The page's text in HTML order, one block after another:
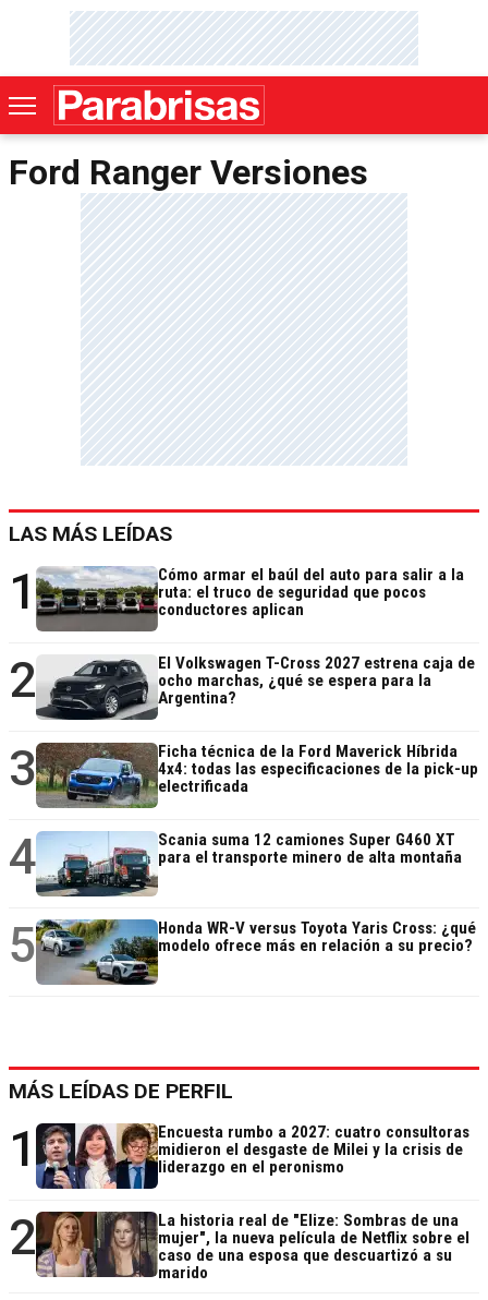
Ford Ranger Versiones
LAS MÁS LEÍDAS
1
Cómo armar el baúl del auto para salir a la
ruta: el truco de seguridad que pocos
conductores aplican
2
El Volkswagen T-Cross 2027 estrena caja de
ocho marchas, ¿qué se espera para la
Argentina?
3
Ficha técnica de la Ford Maverick Híbrida
4x4: todas las especificaciones de la pick-up
electrificada
4
Scania suma 12 camiones Super G460 XT
para el transporte minero de alta montaña
5
Honda WR-V versus Toyota Yaris Cross: ¿qué
modelo ofrece más en relación a su precio?
MÁS LEÍDAS DE PERFIL
1
Encuesta rumbo a 2027: cuatro consultoras
midieron el desgaste de Milei y la crisis de
liderazgo en el peronismo
2
La historia real de "Elize: Sombras de una
mujer", la nueva película de Netflix sobre el
caso de una esposa que descuartizó a su
marido